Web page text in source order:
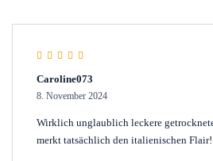
Caroline073
8. November 2024
Wirklich unglaublich leckere
merkt tatsächlich den italienischen